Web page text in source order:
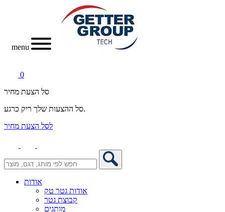
menu
0
סל הצעת מחיר
סל ההצעות שלך ריק כרגע.
לסל הצעת מחיר
אודות
אודות גטר טק
קבוצת גטר
מותגים